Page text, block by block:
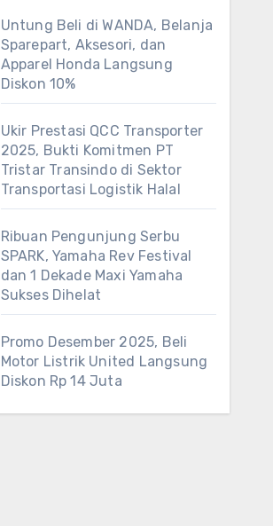
Untung Beli di WANDA, Belanja
Sparepart, Aksesori, dan
Apparel Honda Langsung
Diskon 10%
Ukir Prestasi QCC Transporter
2025, Bukti Komitmen PT
Tristar Transindo di Sektor
Transportasi Logistik Halal
Ribuan Pengunjung Serbu
SPARK, Yamaha Rev Festival
dan 1 Dekade Maxi Yamaha
Sukses Dihelat
Promo Desember 2025, Beli
Motor Listrik United Langsung
Diskon Rp 14 Juta